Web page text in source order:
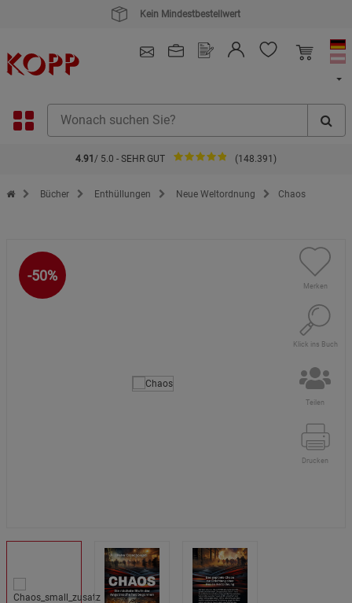
4.91 / 5.0 - SEHR GUT (148.391)
Zur Startseite des Kopp Verlag Online-Shop
Bücher Enthüllungen Neue Weltordnung Chaos
-50%
Merken
Klick ins Buch
Teilen
Drucken